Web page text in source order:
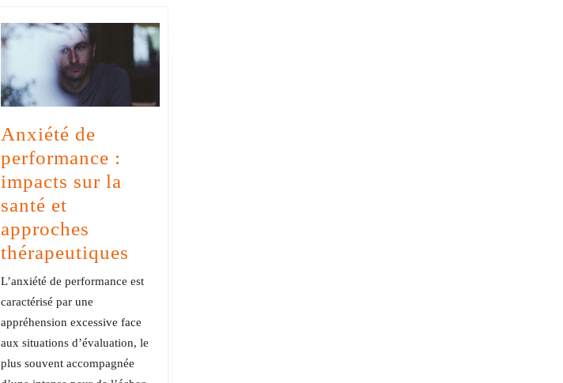
Anxiété de
performance :
impacts sur la
santé et
approches
thérapeutiques
de
:
impacts
sur
L’anxiété de performance est
caractérisé par une
appréhension excessive face
aux situations d’évaluation, le
plus souvent accompagnée